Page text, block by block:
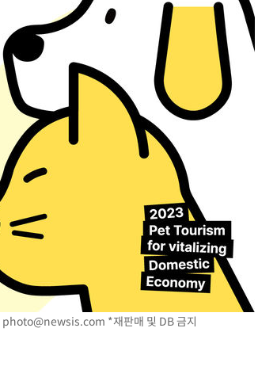
photo@newsis.com *재판매 및 DB 금지